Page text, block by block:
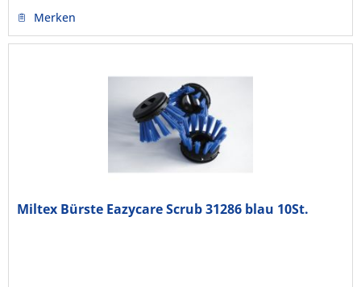
Merken
Miltex Bürste Eazycare Scrub 31286 blau 10St.